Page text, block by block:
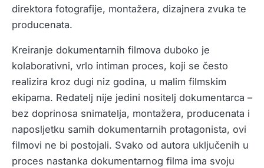
direktora fotografije, montažera, dizajnera zvuka te
producenata.
Kreiranje dokumentarnih filmova duboko je
kolaborativni, vrlo intiman proces, koji se često
realizira kroz dugi niz godina, u malim filmskim
ekipama. Redatelj nije jedini nositelj dokumentarca –
bez doprinosa snimatelja, montažera, producenata i
naposljetku samih dokumentarnih protagonista, ovi
filmovi ne bi postojali. Svako od autora uključenih u
proces nastanka dokumentarnog filma ima svoju